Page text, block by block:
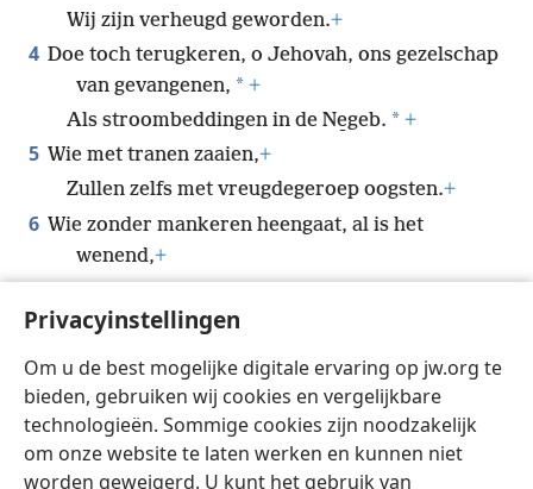
Privacyinstellingen
Om u de best mogelijke digitale ervaring op jw.org te
bieden, gebruiken wij cookies en vergelijkbare
technologieën. Sommige cookies zijn noodzakelijk
om onze website te laten werken en kunnen niet
worden geweigerd. U kunt het gebruik van
Wij zijn verheugd geworden.+
4 Doe toch terugkeren, o Jehovah, ons gezelschap
van gevangenen, * +
Als stroombeddingen in de Ne̱geb. * +
5 Wie met tranen zaaien,+
Zullen zelfs met vreugdegeroep oogsten.+
6 Wie zonder mankeren heengaat, al is het
wenend,+
Zal zonder mankeren met vreugdegeroep
terugkomen,+
Terwijl hij zijn schoven draagt.+